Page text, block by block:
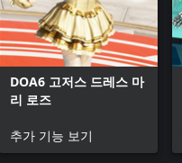
DOA6 고저스 드레스 마
리 로즈
추가 기능 보기